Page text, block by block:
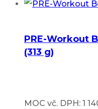
PRE-Workout
(313 g)
MOC vč. DPH: 1